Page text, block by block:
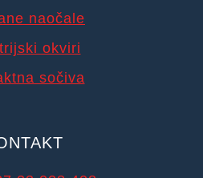
naočale
okviri
sočiva